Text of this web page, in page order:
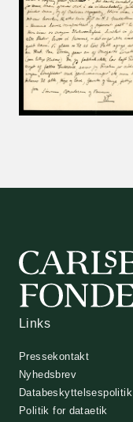
Links
Pressekontakt
Nyhedsbrev
Databeskyttelsespolitik
Politik for dataetik